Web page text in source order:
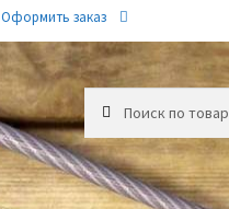
Оформить заказ